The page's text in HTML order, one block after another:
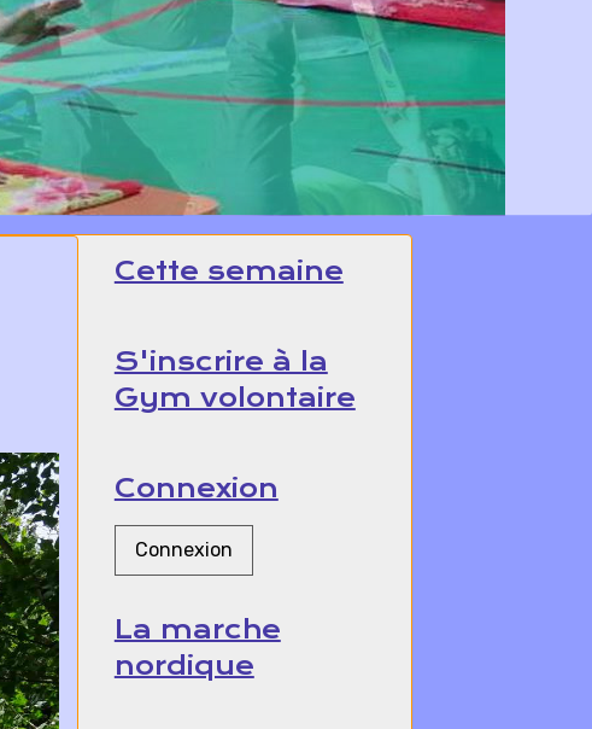
Cette semaine
S'inscrire à la
Gym volontaire
Connexion
Connexion
La marche
nordique